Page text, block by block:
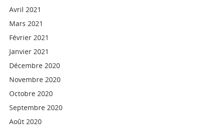
Avril 2021
Mars 2021
Février 2021
Janvier 2021
Décembre 2020
Novembre 2020
Octobre 2020
Septembre 2020
Août 2020